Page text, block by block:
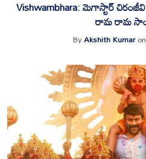
Vishwambhara: మెగాస్టార్ చిరంజీవి
రామ రామ
ByAkshith Kumaron